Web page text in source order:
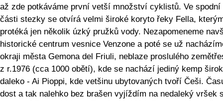
až zde potkáváme první vetší množství cyklistů. Ve spodní
části stezky se otvírá velmi široké koryto řeky Fella,
protéká jen několik úzký pružků vody. Nezapomeneme
historické centrum vesnice Venzone a poté se už
okraji města Gemona del Friuli, neblaze proslulého
z r.1976 (cca 1000 obětí), kde se nachází jediný kemp
daleko - Ai Pioppi, kde vetšinu ubytovaných tvoří Češi.
dost a tak nalehko bez brašen vyjíždím na nedaleký vršek